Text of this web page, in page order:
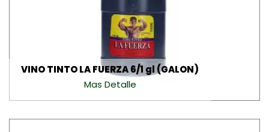
VINO TINTO LA FUERZA 6/1 gl (GALON)
Mas Detalle